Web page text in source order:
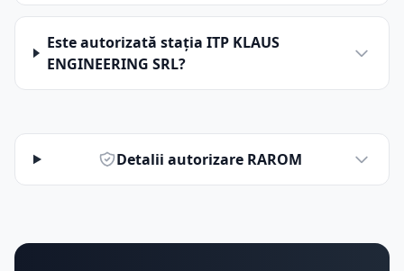
Este autorizată stația ITP KLAUS
ENGINEERING SRL?
Detalii autorizare RAROM